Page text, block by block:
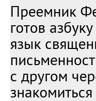
Преемник
готов
язык
с другом